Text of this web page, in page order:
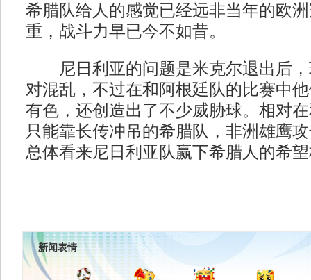
希腊队给人的感觉已经远非当年的欧
重，战斗力早已今不如昔。
尼日利亚的问题是米克尔退出后，
对混乱，不过在和阿根廷队的比赛中
有色，还创造出了不少威胁球。相对
只能靠长传冲吊的希腊队，非洲雄鹰
总体看来尼日利亚队赢下希腊人的希
新闻表情